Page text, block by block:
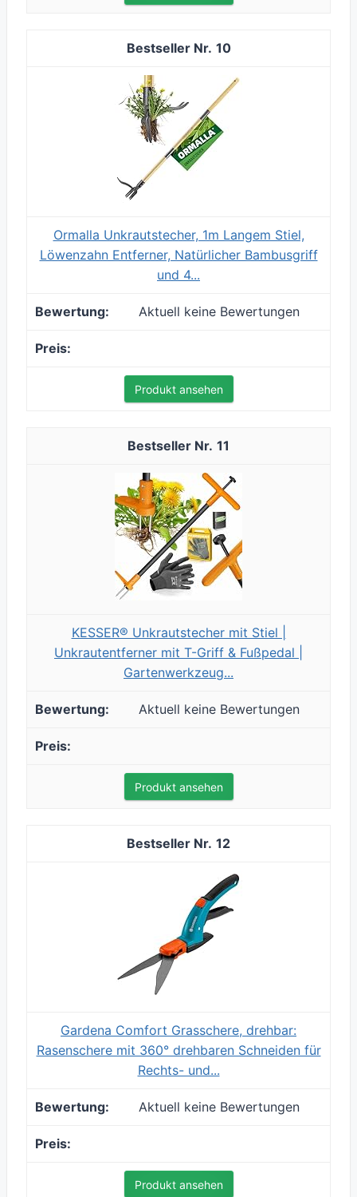
10
Ormalla Unkrautstecher, 1m Langem Stiel,
Löwenzahn Entferner, Natürlicher Bambusgriff
und 4...
Aktuell keine Bewertungen
Produkt ansehen
11
KESSER® Unkrautstecher mit Stiel |
Unkrautentferner mit T-Griff & Fußpedal |
Gartenwerkzeug...
Aktuell keine Bewertungen
Produkt ansehen
12
Gardena Comfort Grasschere, drehbar:
Rasenschere mit 360° drehbaren Schneiden für
Rechts- und...
Aktuell keine Bewertungen
Produkt ansehen